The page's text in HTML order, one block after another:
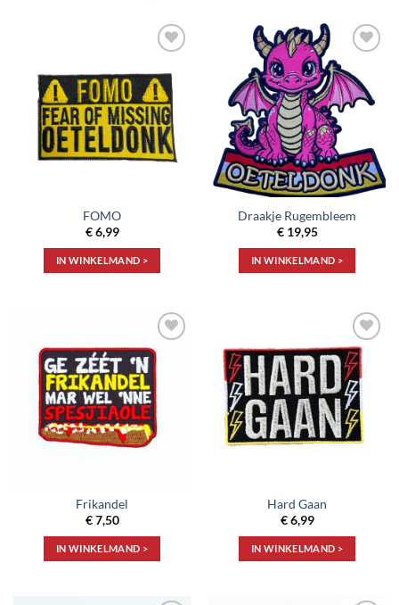
aan
verlanglijst
FOMO
€6,99
IN WINKELMAND >
Toevoegen
aan
verlanglijst
Draakje Rugembleem
€19,95
IN WINKELMAND >
Toevoegen
aan
verlanglijst
Frikandel
€7,50
IN WINKELMAND >
Toevoegen
aan
verlanglijst
Hard Gaan
€6,99
IN WINKELMAND >